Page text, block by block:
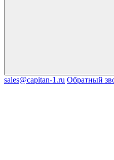
sales@capitan-1.ru Обратный